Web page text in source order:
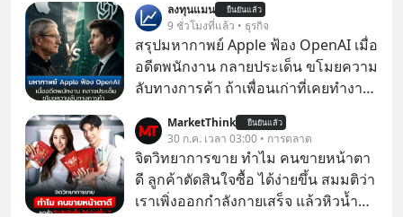
AI" ที่ผู้คนกำลังแห่ไล่ราคาอย่างบ้าคลั่ง
บทเรียนจากประวัติศาสตร์ 500 ปี บอก
อะไรเรา? ระเบียบโลกกำลังจะเปลี่ยน
มือไปในทิศทางไหน? และเราควรรับมือ
อย่างไรก่อนที่ทุกอย่างจะสายเกินไป?
ร่วมเจาะลึกบทวิเคราะห์และข้อคิดการ
เงินฉบับ Dalio กันได้ใน EP. นี้
#RayDalio #สรุปบทเรียน #การเงินการ
ลงทุน #MissionToTheMoon
#MissionToTheMoonPodcast
ลงทุนแมน ยืนยันแล้ว
9 ชั่วโมงที่แล้ว • ธุรกิจ
สรุปมหากาพย์ Apple ฟ้อง OpenAI เมื่อ
อดีตพนักงาน กลายประเด็น ขโมยความ
ลับทางการค้า ถ้าเพื่อนเก่าที่เคยทำงาน
เก่าที่เขาเคยทำไว้ ตอนยังอยู่บริษัท
เดียวกัน
MarketThink ยืนยันแล้ว
30 ก.ค. เวลา 03:00 • การตลาด
จิตวิทยาการขาย ทำไม คนขายหน้าตา
ดี ลูกค้าตัดสินใจซื้อ ได้ง่ายขึ้น สมมติว่า
เราเพิ่งออกกำลังกายเสร็จ แล้วหิวน้ำ